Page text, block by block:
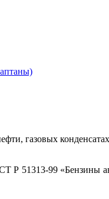
газовых
Р 51313-99 «Бензины